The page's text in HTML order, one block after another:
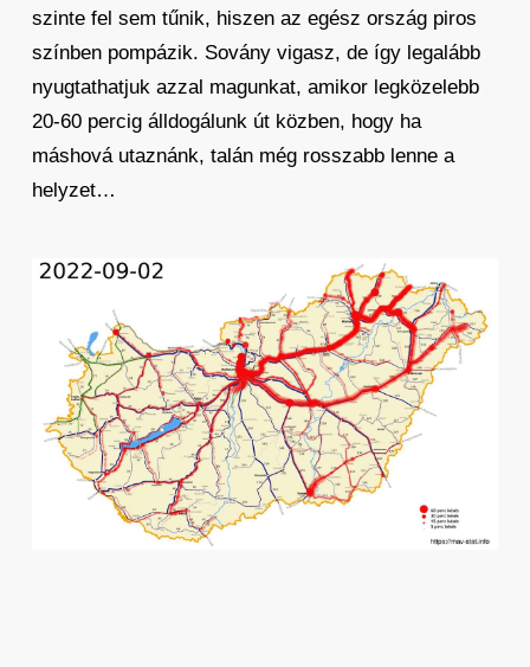
szinte fel sem tűnik, hiszen az egész ország piros
színben pompázik. Sovány vigasz, de így legalább
nyugtathatjuk azzal magunkat, amikor legközelebb
20-60 percig álldogálunk út közben, hogy ha
máshová utaznánk, talán még rosszabb lenne a
helyzet…